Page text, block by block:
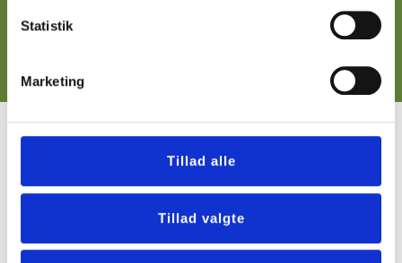
Statistik
Marketing
Tillad alle
Tillad valgte
Er du interesseret i et
uforpligtende byggetilbud?
Hvad end du skal have lavet, står vi klar til